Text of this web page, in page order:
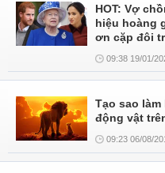
HOT: Vợ
hiệu hoàng
ơn cặp đôi
09:38 19/01/
Tạo sao
động vật
09:23 06/08/